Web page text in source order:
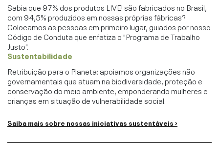
Sabia que 97% dos produtos LIVE! são fabricados no Brasil,
com 94,5% produzidos em nossas próprias fábricas?
Colocamos as pessoas em primeiro lugar, guiados por nosso
Código de Conduta que enfatiza o "Programa de Trabalho
Justo".
Sustentabilidade
Retribuição para o Planeta: apoiamos organizações não
governamentais que atuam na biodiversidade, proteção e
conservação do meio ambiente, emponderando mulheres e
crianças em situação de vulnerabilidade social.
Saiba mais sobre nossas iniciativas sustentáveis ›